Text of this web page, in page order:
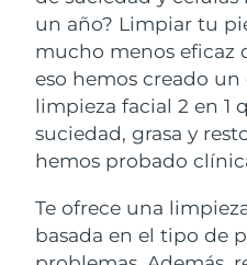
un año? Limpiar tu
mucho menos eficaz
eso hemos creado
limpieza facial 2 en 1
suciedad, grasa y
hemos probado
Te ofrece una
basada en el tipo de
LUNA™ 4
Massage,
LUNA™ 4
BEAR™ 2
Microcurrent
BEAR™ 2
Hidratación
UFO™ 3
Deep facial
Near-infrared
device
issa™ 4
Hybrid
Smart hybrid
TRATAMIENTO
Antiedad
Bosnia y Herzegovina
Brunéi
Bulgaria
Canadá
Chile